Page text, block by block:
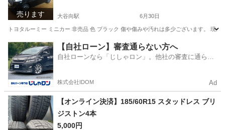
売ります 大谷向駅 6月30日
トヨタルーミー ミニカー 非売品 色 ブラック 傷や傷みや汚れは多少ございます。 現
栃木 日光市 大谷向駅 模型、プラモデル 汚れ
【自社ローン】審査通らない方へ
自社ローンなら「じしゃロン」。他社の審査に通らな
株式会社IDOM Ad
【オンライン決済】185/60R15 スタッドレス ブリ
ジストン4本
5,000円